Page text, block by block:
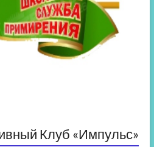
Клуб «Импульс»